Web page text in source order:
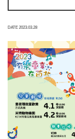
DATE 2023.03.28